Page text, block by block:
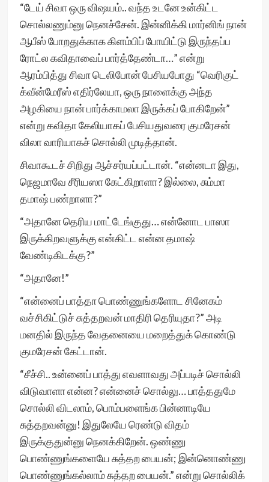
“டேய் சிவா ஒரு விஷயம்.. வந்த உடனே உன்கிட்ட
சொல்லணும்னு நெனச்சேன். இன்னிக்கி மார்னிங் நான்
ஆபீஸ் போறதுக்காக கிளம்பிப் போயிட்டு இருந்தப்ப
ரோட்ல கவிதாவைப் பார்த்தேண்டா…” என்று
ஆரம்பித்து சிவா டெலிபோன் பேசியபோது “வெரிகுட்
க்வீன்மேரீஸ் எதிர்லேயா, ஒரு நாளைக்கு அந்த
அழகியை நான் பார்க்காமலா இருக்கப் போகிறேன்”
என்று கவிதா கேலியாகப் பேசியதுவரை குமரேசன்
விலா வாரியாகச் சொல்லி முடித்தான்.
சிவாகூடச் சிறிது ஆச்சர்யப்பட்டான். “என்னடா இது,
நெஜமாவே சீரியஸா கேட்கிறாளா? இல்லை, சும்மா
தமாஷ் பண்றாளா?”
“அதானே தெரிய மாட்டேங்குது… என்னோட பாஸா
இருக்கிறவளுக்கு என்கிட்ட என்ன தமாஷ்
வேண்டிகிடக்கு?”
“அதானே!”
“என்னைப் பாத்தா பொண்ணுங்களோட சினேகம்
வச்சிகிட்டுச் சுத்தறவன் மாதிரி தெரியுதா?” அடி
மனதில் இருந்த வேதனையை மறைத்துக் கொண்டு
குமரேசன் கேட்டான்.
“சீச்சி.. உன்னைப் பாத்து எவளாவது அப்படிச் சொல்லி
விடுவாளா என்ன? என்னைச் சொல்லு… பாத்ததுமே
சொல்லி விடலாம், பொம்பளைங்க பின்னாடியே
சுத்தறவன்னு! இதுலேயே ரெண்டு விதம்
இருக்குதுன்னு நெனக்கிறேன். ஒண்ணு
பொண்ணுங்களையே சுத்தற பையன்; இன்னொண்ணு
பொண்ணுங்கல்லாம் சுத்தற பையன்.” என்று சொல்லிக்